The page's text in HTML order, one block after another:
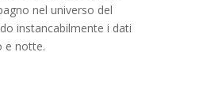
nel universo del
instancabilmente i dati
e notte.